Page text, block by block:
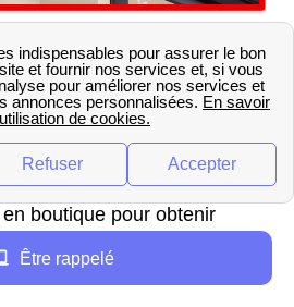
les boutiques
?
plus proche de Bayonne se
64100 Bayonne FR.
boutique pour obtenir
les offres SFR, il ne faut
les horaires d'ouverture :
Être rappelé